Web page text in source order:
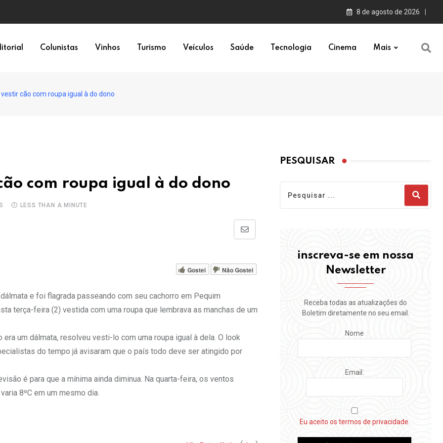
política 8 de agosto de 2026
Colunistas Vinhos Turismo Veículos Saúde Tecnologia Cinema Mais
cão com roupa igual à do dono
com roupa igual à do dono
LESS THAN A MINUTE
Share
Email
Gostei Não Gostei
e foi flagrada passeando com seu cachorro em Pequim
terça-feira (2) vestida com uma roupa que lembrava as manchas de um
um dálmata, resolveu vesti-lo com uma roupa igual à dela. O look
do tempo já avisaram que o país todo deve ser atingido por
é para que a mínima ainda diminua. Na quarta-feira, os ventos
8ºC em um mesmo dia.
PESQUISAR
inscreva-se em nossa
Newsletter
Receba todas as atualizações do
Boletim diretamente no seu email.
Nome
Email:
Eu aceito os termos de privacidade.